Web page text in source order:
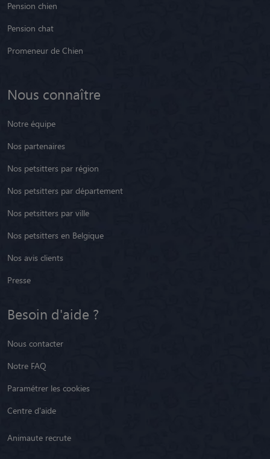
Pension chien
Pension chat
Promeneur de Chien
Nous connaître
Notre équipe
Nos partenaires
Nos petsitters par région
Nos petsitters par département
Nos petsitters par ville
Nos petsitters en Belgique
Nos avis clients
Presse
Besoin d'aide ?
Nous contacter
Notre FAQ
Paramétrer les cookies
Centre d'aide
Animaute recrute